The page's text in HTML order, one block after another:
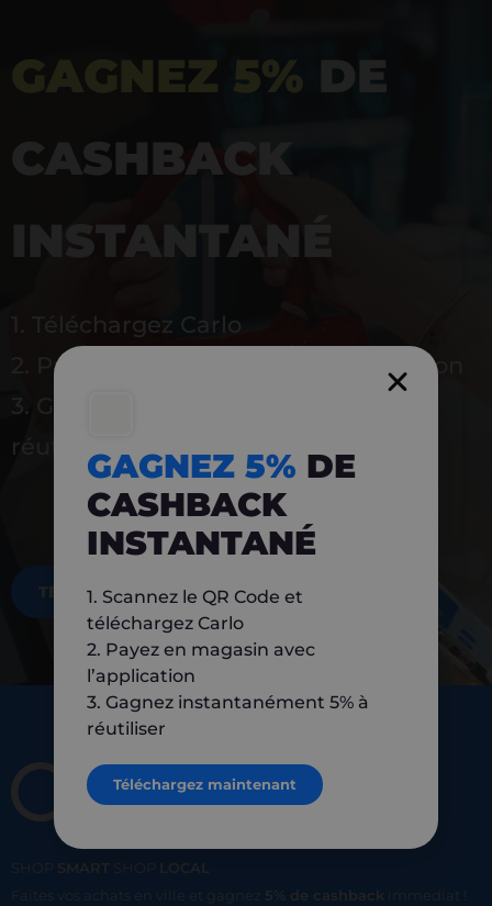
GAGNEZ 5% DE
CASHBACK
INSTANTANÉ
1. Téléchargez Carlo
2. Payez en magasin avec l’application
3. Gagnez instantanément 5 % à
réutiliser
TÉLÉCHARGEZ MAINTENANT
SHOP SMART SHOP
LOCAL
Faites vos achats en ville et gagnez 5% de cashback immediat !
GAGNEZ 5% DE
CASHBACK
INSTANTANÉ
1. Scannez le QR Code et
téléchargez Carlo
2. Payez en magasin avec
l’application
3. Gagnez instantanément 5% à
réutiliser
Téléchargez maintenant